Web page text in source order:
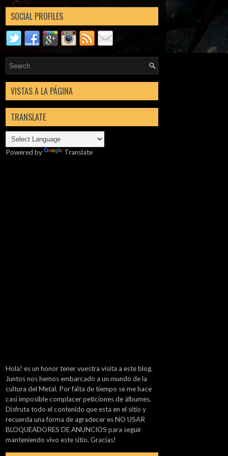
SOCIAL PROFILES
VISTAS A LA PÁGINA
TRANSLATE
Powered by Translate
Hola! es un honor tener vuestra visita a este blog.
Juntos nos hemos embarcado a un mundo de la
cultura del Metal. Por falta de tiempo se me hace
casi imposible complacer peticiones de álbumes.
Disfruta todo el contenido que esta en el sitio y
recuerda una forma de agradecer es NO USAR
BLOQUEADORES DE ANUNCIOS para seguir
manteniendo vivo este sitio. Gracias!